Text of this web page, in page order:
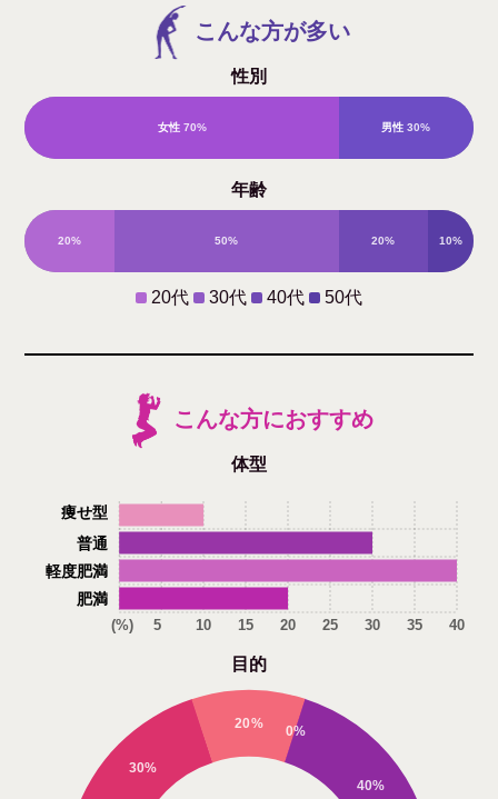
こんな方が多い
性別
女性 70% 男性 30%
年齢
20% 50% 20% 10%
20代 30代 40代 50代
こんな方におすすめ
体型
肥満
軽度肥満
普通
痩せ型
(%) 5 10 15 20 25 30 35 40
目的
30%
20% 0%
40%